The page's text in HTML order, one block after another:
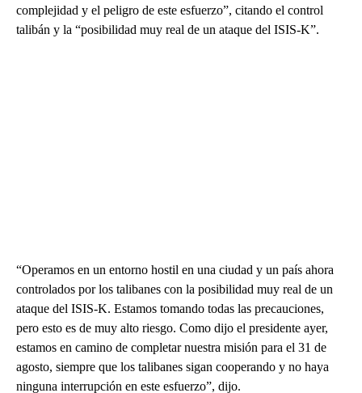
complejidad y el peligro de este esfuerzo”, citando el control
talibán y la “posibilidad muy real de un ataque del ISIS-K”.
“Operamos en un entorno hostil en una ciudad y un país ahora
controlados por los talibanes con la posibilidad muy real de un
ataque del ISIS-K. Estamos tomando todas las precauciones,
pero esto es de muy alto riesgo. Como dijo el presidente ayer,
estamos en camino de completar nuestra misión para el 31 de
agosto, siempre que los talibanes sigan cooperando y no haya
ninguna interrupción en este esfuerzo”, dijo.